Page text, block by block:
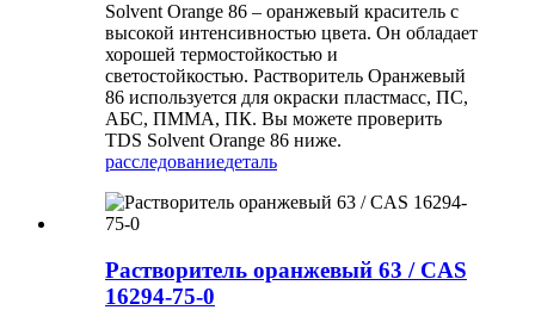
Solvent Orange 86 – оранжевый краситель с
высокой интенсивностью цвета. Он обладает
хорошей термостойкостью и
светостойкостью. Растворитель Оранжевый
86 используется для окраски пластмасс, ПС,
АБС, ПММА, ПК. Вы можете проверить
TDS Solvent Orange 86 ниже.
расследованиедеталь
Растворитель оранжевый 63 / CAS
16294-75-0